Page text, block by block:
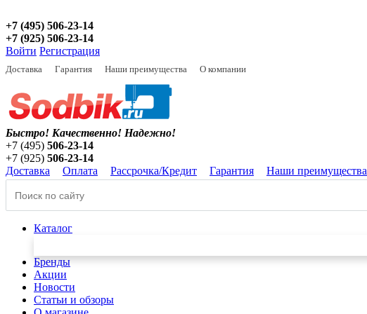
+7 (495) 506-23-14
+7 (925) 506-23-14
Войти Регистрация
Доставка Гарантия Наши преимущества О компании
Быстро! Качественно! Надежно!
+7 (495) 506-23-14
+7 (925) 506-23-14
Доставка
Оплата Рассрочка/Кредит Гарантия Наши преимущества
Каталог
Бренды
Акции
Новости
Статьи и обзоры